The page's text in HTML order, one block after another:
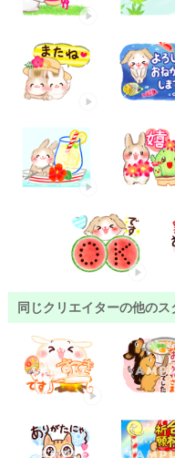
同じクリエイターの他のス